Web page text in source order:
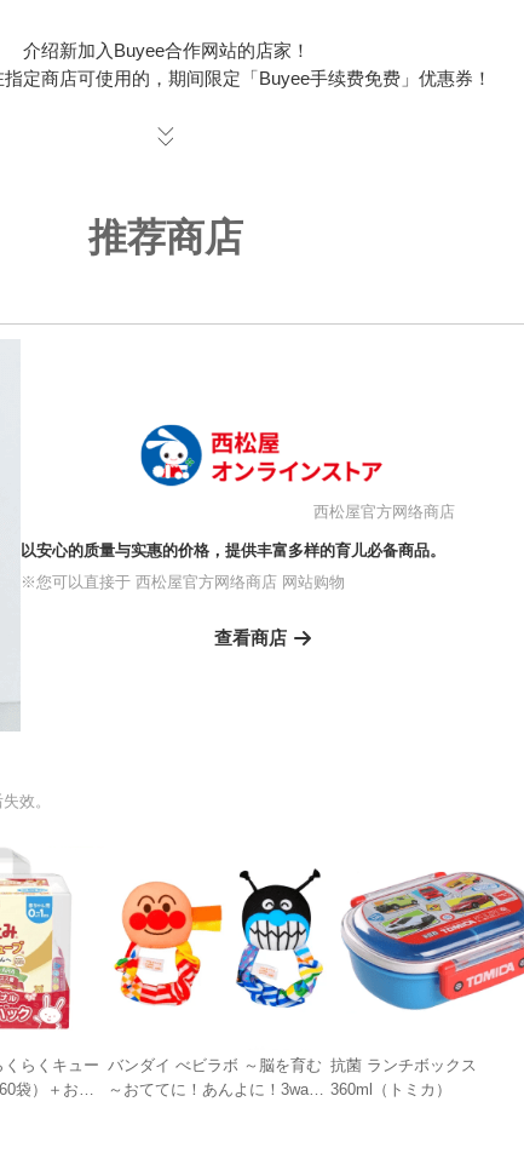
介绍新加入Buyee合作网站的店家！
定商店可使用的，期间限定「Buyee手续费免费」优惠券！
推荐商店
西松屋官方网络商店
以安心的质量与实惠的价格，提供丰富多样的育儿必备商品。
※您可以直接于 西松屋官方网络商店 网站购物
查看商店
效。
らくキュー
袋）＋おま
バンダイ べビラボ ～脳を育む
～おててに！あんよに！3way
抗菌 ランチボックス
360ml（トミカ）